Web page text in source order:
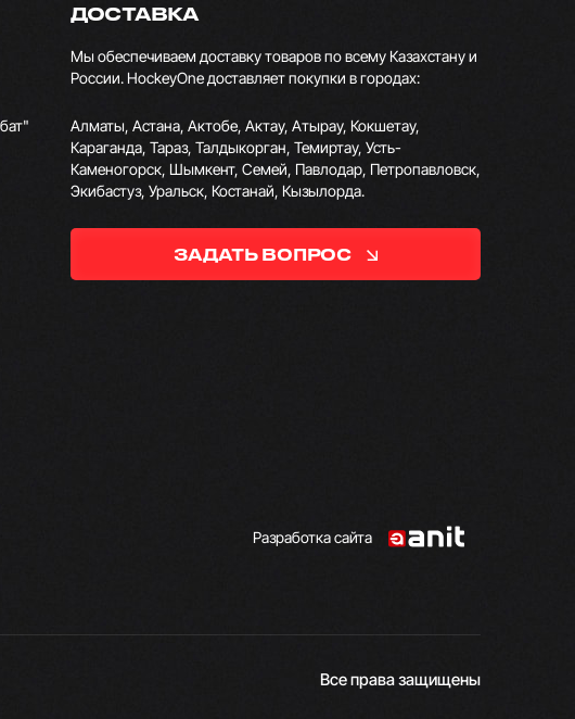
ДОСТАВКА
Мы обеспечиваем доставку товаров по всему Казахстану и
России. HockeyOne доставляет покупки в городах:
Алматы, Астана, Актобе, Актау, Атырау, Кокшетау,
Караганда, Тараз, Талдыкорган, Темиртау, Усть-
Каменогорск, Шымкент, Семей, Павлодар, Петропавловск,
Экибастуз, Уральск, Костанай, Кызылорда.
ЗАДАТЬ ВОПРОС
Разработка сайта
Все права защищены